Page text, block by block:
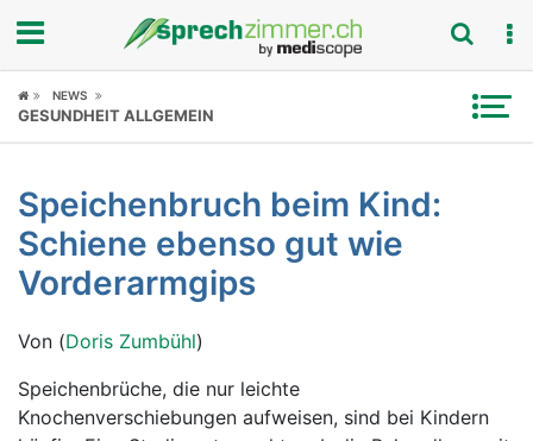
Fokus
Symptome
Untersuchungen
News
Ratgeber
NEWS
GESUNDHEIT ALLGEMEIN
Speichenbruch beim Kind:
Schiene ebenso gut wie
Vorderarmgips
Von (Doris Zumbühl)
Speichenbrüche, die nur leichte
Knochenverschiebungen aufweisen, sind bei Kindern